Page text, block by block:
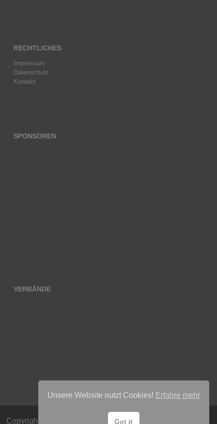
RECHTLICHES
Impressum
Datenschutz
Kontakt
SPONSOREN
VERBÄNDE
Copyright © 2026 Radsport Team Lübeck e.V
Unsere Website nutzt Cookies! Erfahre mehr
Got it